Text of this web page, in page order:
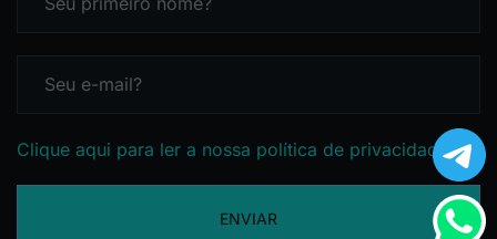
Clique aqui para ler a nossa política de privacidade
ENVIAR